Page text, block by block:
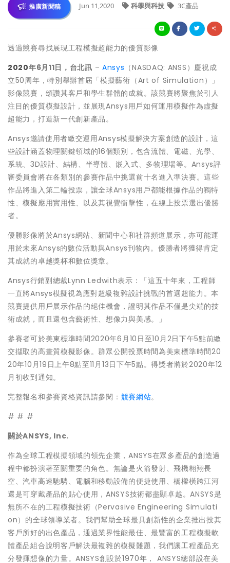
推廣新聞稿 Jun 11,2020 科學與科技 3C產品
透過競賽尋找展現工程模擬超能力的優質影像
2020年6月11日，台北訊 – Ansys （NASDAQ: ANSS）慶祝成
立50周年，特別舉辦首屆「模擬藝術（Art of Simulation）」
影像競賽，頌讚其客戶和學生群體的成就。該競賽將聚焦於引人
注目的優質模擬設計，並展現Ansys用戶如何運用模擬作為虛擬
超能力，打造新一代創新產品。
Ansys邀請使用者繳交運用Ansys模擬解決方案創造的設計，這
些設計涵蓋物理關鍵領域的16個類別，包含流體、電磁、光學、
系統、3D設計、結構、半導體、嵌入式、多物理場等。Ansys評
審委員會將在各類別的參賽作品中挑選前十名進入準決賽。這些
作品將進入第二輪投票，讓全球Ansys用戶都能根據作品的獨特
性、模擬應用實用性、以及其視覺衝擊性，在線上投票選出優勝
者。
優勝影像將於Ansys網站、新聞中心和社群頻道展示，亦可能運
用於未來Ansys的數位活動與Ansys刊物內。優勝者將獲得肯定
其成就的卓越獎杯和數位獎章。
Ansys行銷副總裁Lynn Ledwith表示：「這五十年來，工程師
一直將Ansys模擬視為應對超級複雜設計挑戰的首選超能力。本
競賽提供用戶展示作品的絕佳機會，證明其作品不僅是尖端的技
術成就，而且還包含藝術性、想像力與美感。」
參賽者可於美東標準時間2020年6月10日至10月2日下午5點前繳
交擷取的高畫質模擬影像。群眾公開投票時間為美東標準時間20
20年10月19日上午8點至11月13日下午5點。得獎者將於2020年12
月初收到通知。
完整報名和參賽資格資訊請參閱： 競賽網站。
# # #
關於ANSYS, Inc.
作為全球工程模擬領域的領先企業，ANSYS在眾多產品的創造過
程中都扮演著至關重要的角色。無論是火箭發射、飛機翱翔長
空、汽車高速馳騁、電腦和移動設備的便捷使用、橋樑橫跨江河
還是可穿戴產品的貼心使用，ANSYS技術都盡顯卓越。ANSYS是
無所不在的工程模擬技術（Pervasive Engineering Simulati
on）的全球領導業者。我們幫助全球最具創新性的企業推出投其
客戶所好的出色產品，通過業界性能最佳、最豐富的工程模擬軟
體產品組合說明客戶解決最複雜的模擬難題，我們讓工程產品充
分發揮想像的力量。ANSYS創設於1970年， ANSYS總部設在美